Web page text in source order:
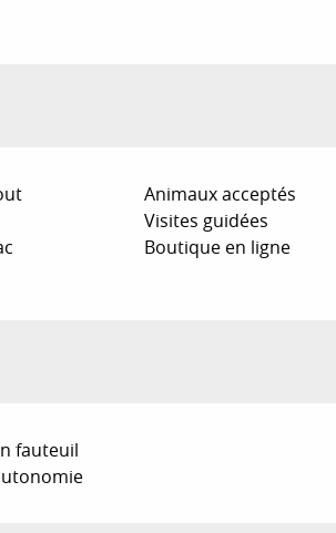
Animaux acceptés
Visites guidées
Boutique en ligne
fauteuil